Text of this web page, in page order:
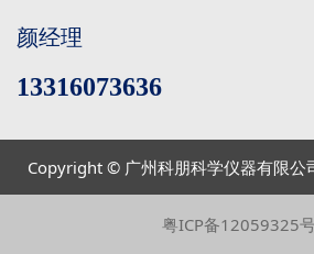
颜经理
13316073636
Copyright © 广州科朋科学仪器有限
粤ICP备12059325